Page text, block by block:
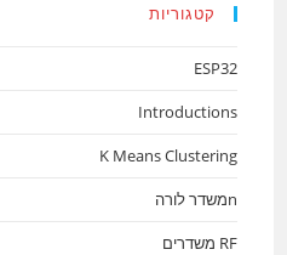
קטגוריות
ESP32
Introductions
K Means Clustering
nמשדר לורה
RF משדרים